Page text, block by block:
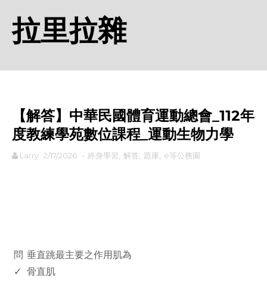
拉里拉雜
【解答】中華民國體育運動總會_112年
度教練學苑數位課程_運動生物力學
Larry 2/17/2026 - 終身學習 解答 題庫 e等公務園
問 垂直跳最主要之作用肌為
✓ 骨直肌